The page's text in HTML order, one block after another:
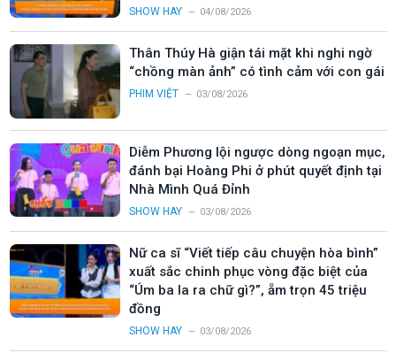
SHOW HAY 04/08/2026
Thân Thúy Hà giận tái mặt khi nghi ngờ
“chồng màn ảnh” có tình cảm với con gái
PHIM VIỆT 03/08/2026
Diễm Phương lội ngược dòng ngoạn mục,
đánh bại Hoàng Phi ở phút quyết định tại
Nhà Mình Quá Đỉnh
SHOW HAY 03/08/2026
Nữ ca sĩ “Viết tiếp câu chuyện hòa bình”
xuất sắc chinh phục vòng đặc biệt của
“Úm ba la ra chữ gì?”, ẵm trọn 45 triệu
đồng
SHOW HAY 03/08/2026